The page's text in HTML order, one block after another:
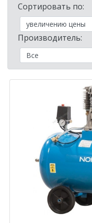
Сортировать по:
Производитель: